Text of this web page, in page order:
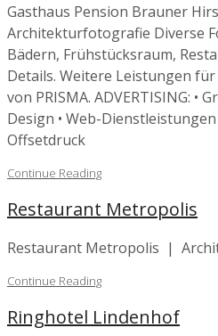
Gasthaus Pension Brauner
Architekturfotografie Diverse
Bädern, Frühstücksraum,
Details. Weitere Leistungen
von PRISMA. ADVERTISING: •
Design • Web-
Offsetdruck
Continue Reading
Restaurant Metropolis
Restaurant Metropolis |
Continue Reading
Ringhotel Lindenhof